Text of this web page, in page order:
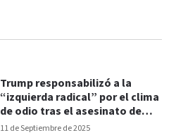
11 de Septiembre de 2025
Trump responsabilizó a la
“izquierda radical” por el clima
de odio tras el asesinato de
Charlie Kirk